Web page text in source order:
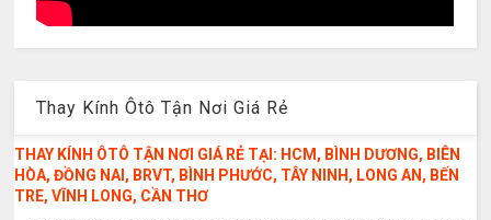
Thay Kính Ôtô Tận Nơi Giá Rẻ
THAY KÍNH ÔTÔ TẬN NƠI GIÁ RẺ TẠI: HCM, BÌNH DƯƠNG, BIÊN
HÒA, ĐỒNG NAI, BRVT, BÌNH PHƯỚC, TÂY NINH, LONG AN, BẾN
TRE, VĨNH LONG, CẦN THƠ